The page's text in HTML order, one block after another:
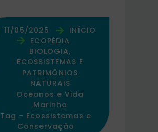
11/05/2025
INÍCIO
ECOPÉDIA
BIOLOGIA,
ECOSSISTEMAS E
PATRIMÔNIOS
NATURAIS
Oceanos e Vida
Marinha
Tag - Ecossistemas e
Conservação